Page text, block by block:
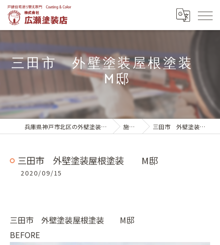
三田市 外壁塗装屋根塗装
M邸
兵庫県神戸市北区の外壁塗装は株式会社広瀬塗装店 施工実績 三田市 外壁塗装屋根塗装 M邸
三田市 外壁塗装屋根塗装 M邸
2020/09/15
三田市 外壁塗装屋根塗装 M邸
BEFORE